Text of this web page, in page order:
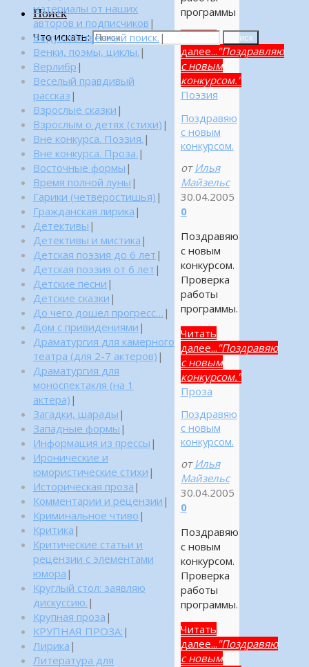
Поиск
Что искать: Поиск
программы
далее... "Поздравляю
с новым
конкурсом."
Поэзия
Поздравяю
с новым
конкурсом.
от Илья
Майзельс
30.04.2005
0
Поздравяю
с новым
конкурсом.
Проверка
работы
программы.
Читать
далее... "Поздравяю
с новым
конкурсом."
Проза
Поздравяю
с новым
конкурсом.
от Илья
Майзельс
30.04.2005
0
Поздравяю
с новым
конкурсом.
Проверка
работы
программы.
Читать
далее... "Поздравяю
с новым
материалы от наших
авторов и подписчиков |
Веду собственный поиск. |
Венки, поэмы, циклы. |
Верлибр |
Веселый правдивый
рассказ |
Взрослые сказки |
Взрослым о детях (стихи) |
Вне конкурса. Поэзия. |
Вне конкурса. Проза. |
Восточные формы |
Время полной луны |
Гарики (четверостишья) |
Гражданская лирика |
Детективы |
Детективы и мистика |
Детская поэзия до 6 лет |
Детская поэзия от 6 лет |
Детские песни |
Детские сказки |
До чего дошел прогресс… |
Дом с привидениями |
Драматургия для камерного
театра (для 2-7 актеров) |
Драматургия для
моноспектакля (на 1
актера) |
Загадки, шарады |
Западные формы |
Информация из прессы |
Иронические и
юмористические стихи |
Историческая проза |
Комментарии и рецензии |
Криминальное чтиво |
Критика |
Критические статьи и
рецензии с элементами
юмора |
Круглый стол: заявляю
дискуссию. |
Крупная проза |
КРУПНАЯ ПРОЗА: |
Лирика |
Литература для